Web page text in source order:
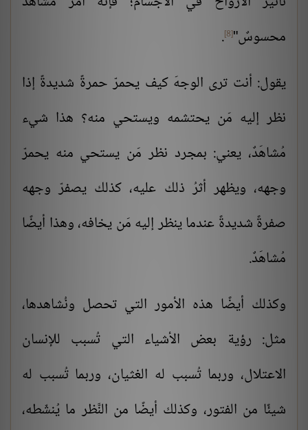
محسوسٌ"[8]
.
يقول: أنت ترى الوجهَ كيف يحمرّ حمرةً شديدةً إذا
نظر إليه مَن يحتشمه ويستحي منه؟ هذا شيء
مُشاهَدٌ، يعني: بمجرد نظر مَن يستحي منه يحمرّ
وجهه، ويظهر أثرُ ذلك عليه، كذلك يصفرّ وجهه
صفرةً شديدةً عندما ينظر إليه مَن يخافه، وهذا أيضًا
مُشاهَدٌ.
وكذلك أيضًا هذه الأمور التي تحصل ونُشاهدها،
مثل: رؤية بعض الأشياء التي تُسبب للإنسان
الاعتلال، وربما تُسبب له الغثيان، وربما تُسبب له
شيئًا من الفتور، وكذلك أيضًا من النَّظر ما يُنشّطه،